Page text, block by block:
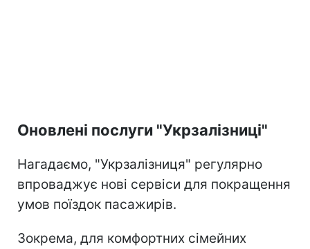
Оновлені послуги "Укрзалізниці"
Нагадаємо, "Укрзалізниця" регулярно
впроваджує нові сервіси для покращення
умов поїздок пасажирів.
Зокрема, для комфортних сімейних